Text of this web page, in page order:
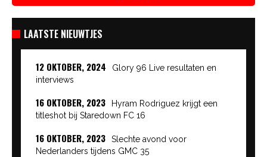
LAATSTE NIEUWTJES
12 OKTOBER, 2024
Glory 96 Live resultaten en
interviews
16 OKTOBER, 2023
Hyram Rodriguez krijgt een
titleshot bij Staredown FC 16
16 OKTOBER, 2023
Slechte avond voor
Nederlanders tijdens GMC 35